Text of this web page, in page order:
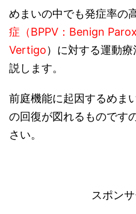
めまいの中でも発症率の
症（BPPV：Benign
Vertigo）に対する運動
説します。
前庭機能に起因するめま
の回復が図れるものです
さい。
スポン